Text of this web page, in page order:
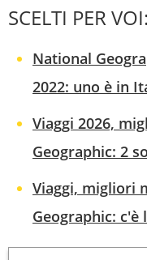
SCELTI PER VOI:
National
2022: uno è in
Viaggi 2026,
Geographic: 2
Viaggi, migliori
Geographic: c'è